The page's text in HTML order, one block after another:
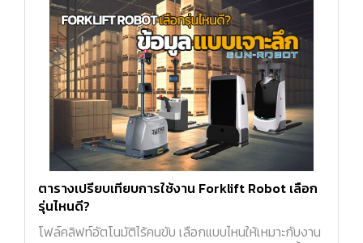
ตารางเปรียบเทียบการใช้งาน Forklift Robot เลือก
รุ่นไหนดี?
โฟล์คลิฟท์อัตโนมัติไร้คนขับ เลือกแบบไหนให้เหมาะกับงาน